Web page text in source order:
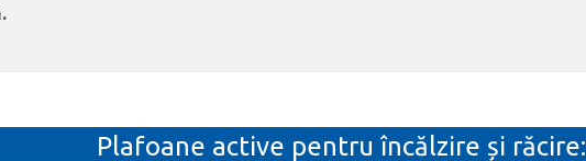
Plafoane active pentru încălzire și răcire: